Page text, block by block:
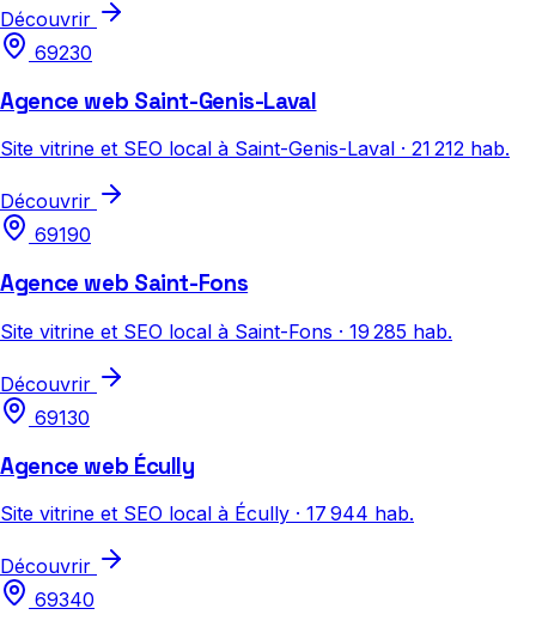
Découvrir
69230
Agence web Saint-Genis-Laval
Site vitrine et SEO local à Saint-Genis-Laval · 21 212 hab.
Découvrir
69190
Agence web Saint-Fons
Site vitrine et SEO local à Saint-Fons · 19 285 hab.
Découvrir
69130
Agence web Écully
Site vitrine et SEO local à Écully · 17 944 hab.
Découvrir
69340